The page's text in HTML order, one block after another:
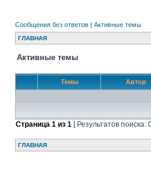
Сообщения без ответов | Активные темы
ГЛАВНАЯ
Активные темы
Темы Автор
Страница 1 из 1 [ Результатов поиска:
ГЛАВНАЯ